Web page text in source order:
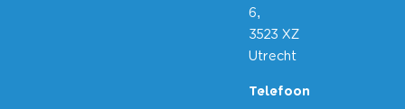
6,
3523 XZ
Utrecht
Telefoon